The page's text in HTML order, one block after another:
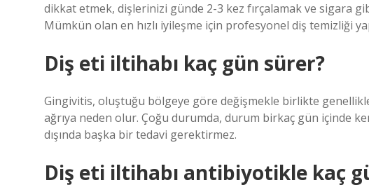
dikkat etmek, dişlerinizi günde 2-3 kez fırçalamak ve sigara
Mümkün olan en hızlı iyileşme için profesyonel diş temizliği
Diş eti iltihabı kaç gün sürer?
Gingivitis, oluştuğu bölgeye göre değişmekle birlikte
ağrıya neden olur. Çoğu durumda, durum birkaç gün içinde
dışında başka bir tedavi gerektirmez.
Diş eti iltihabı antibiyotikle kaç